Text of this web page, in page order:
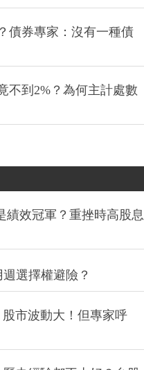
債券專家：沒有一種債
不到2%？為何主計處數
績效冠軍？重挫時高股息
選擇權避險？
市波動大！但專家呼